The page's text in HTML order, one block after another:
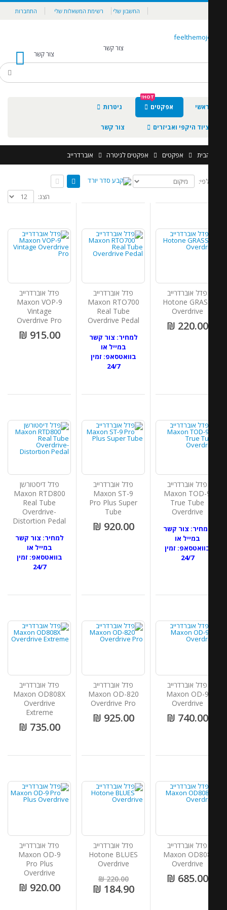
החשבון שלי רשימת המשאלות שלי התחברות
צור קשר
צור קשר 0
אפקטים
HOT!
היקפי ואביזרים צור קשר
אפקטים אפקטים לגיטרה אוברדרייב
פדל אוברדרייב
Hotone
Overdrive
220.00 ₪
פדל אוברדרייב
Maxon RTO700
Real Tube
Overdrive Pedal
למחיר: צור קשר
במייל או
בוואטסאפ: זמין
פדל אוברדרייב
Maxon VOP-9
Vintage
Overdrive Pro
915.00 ₪
פדל אוברדרייב
Maxon TOD-
True Tube
Overdrive
צור קשר
במייל או
זמין
פדל אוברדרייב
Maxon ST-9
Pro Plus Super
920.00 ₪
פדל דיסטורשן
Maxon RTD800
Real Tube
Overdrive-
Distortion Pedal
למחיר: צור קשר
במייל או
בוואטסאפ: זמין
פדל אוברדרייב
Maxon OD-9
Overdrive
740.00 ₪
פדל אוברדרייב
Maxon OD-820
Overdrive Pro
925.00 ₪
פדל אוברדרייב
Maxon OD808X
Overdrive
Extreme
735.00 ₪
פדל אוברדרייב
Maxon
Overdrive
685.00 ₪
פדל אוברדרייב
Hotone BLUES
Overdrive
220.00 ₪
184.90 ₪
פדל אוברדרייב
Maxon OD-9
Pro Plus
Overdrive
920.00 ₪